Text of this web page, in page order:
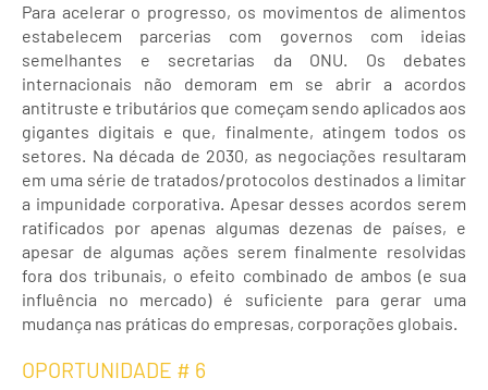
Para acelerar o progresso, os movimentos de alimentos
estabelecem parcerias com governos com ideias
semelhantes e secretarias da ONU. Os debates
internacionais não demoram em se abrir a acordos
antitruste e tributários que começam sendo aplicados aos
gigantes digitais e que, finalmente, atingem todos os
setores. Na década de 2030, as negociações resultaram
em uma série de tratados/protocolos destinados a limitar
a impunidade corporativa. Apesar desses acordos serem
ratificados por apenas algumas dezenas de países, e
apesar de algumas ações serem finalmente resolvidas
fora dos tribunais, o efeito combinado de ambos (e sua
influência no mercado) é suficiente para gerar uma
mudança nas práticas do empresas, corporações globais.
OPORTUNIDADE # 6